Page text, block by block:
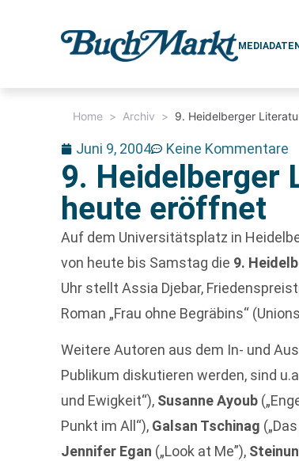
MEDIADATEN
Home > Archiv > 9. Heidelberger
Juni 9, 2004 Keine Kommentare
9. Heidelberger
heute eröffnet
Auf dem Universitätsplatz in
von heute bis Samstag die 9.
Uhr stellt Assia Djebar,
Roman „Frau ohne Begräbins“
Weitere Autoren aus dem In- und
Publikum diskutieren werden, sind
und Ewigkeit“), Susanne Ayoub
Punkt im All“), Galsan Tschinag
Jennifer Egan („Look at Me”),